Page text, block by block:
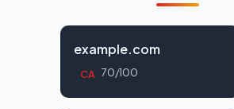
example.com
CA 70/100